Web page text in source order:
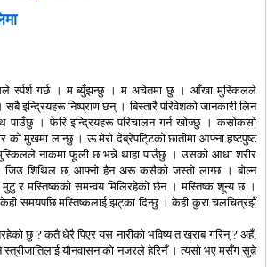
र्स्पर्श गर्छ । म ब्युँझन्छु । म अचेतमा छु । आँखा मुस्किलले
इन्द्रियहरू निष्प्राण छन् । बिस्तारै परिवेशको जानकारी लिन
। फेरि इन्द्रियहरू परिचालन गर्न खोज्छु । कसोकसो
को मुखमा लान्छु । ऊ मेरो देब्रेपटि्टको छातीमा आफ्ना हृष्टपुष्ट
नाकमा फूली छ भन्ने थाहा पाउँछु । उसको आधा शरीर
जिउ शिथिल छ,आफ्नो हैन अरू कसैको जस्तो लाग्छ । बोल्न
र मस्तिष्कको समन्वय मिलिरहेको छैन । मस्तिष्क शून्य छ ।
समयपछि मस्तिष्कलाई झट्का दिन्छु । केही कुरा चलचित्रझैँ
छु?कतै धेरै पिएर यस नारीको भविष्य त खराब गरिन्?अहँ,
यौनवासनाको नजरले हेरिनँ । त्यसो भए मसँग सुत्ने